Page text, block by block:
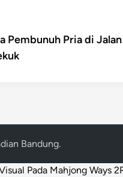
Pembunuh Pria di Jalan
Bandung.
Pada Mahjong Ways 2